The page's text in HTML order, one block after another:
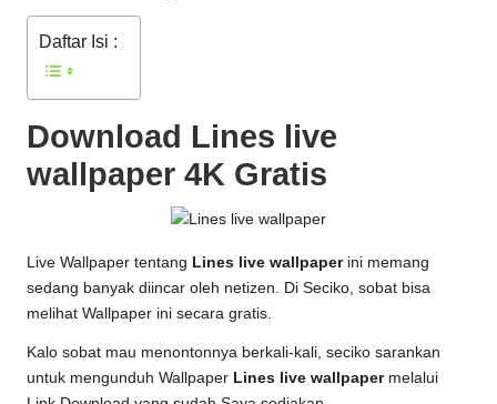
Daftar Isi :
Download Lines live
wallpaper 4K Gratis
Live Wallpaper tentang Lines live wallpaperini memang
sedang banyak diincar oleh netizen. Di Seciko, sobat bisa
melihat Wallpaper ini secara gratis.
Kalo sobat mau menontonnya berkali-kali, seciko sarankan
untuk mengunduh Wallpaper Lines live wallpapermelalui